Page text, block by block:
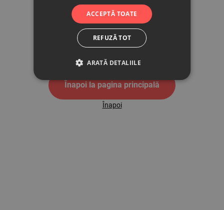
500
Înapoi la pagina principală
Înapoi
ACCEPTĂ TOATE
REFUZĂ TOT
ARATĂ DETALIILE